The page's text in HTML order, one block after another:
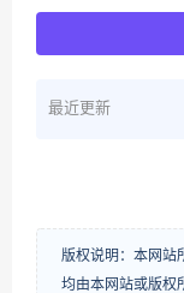
最近更新
版权说明：本网站
均由本网站或版权